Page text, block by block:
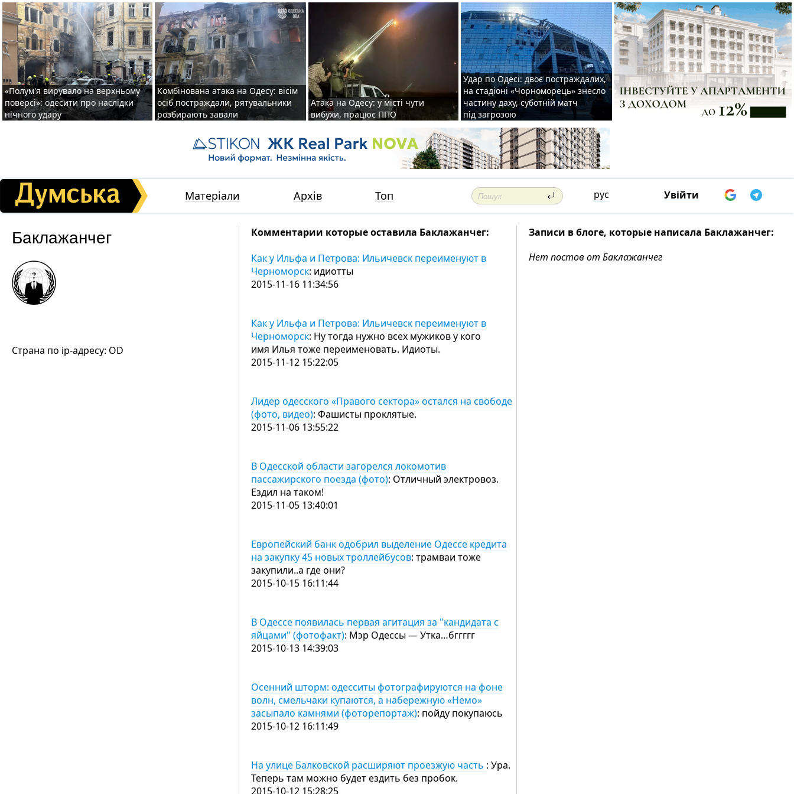
«Полум'я вирувало на верхньому
поверсі»: одесити про наслідки
нічного удару
Комбінована атака на Одесу: вісім
осіб постраждали, рятувальники
розбирають завали
Атака на Одесу: у місті чути
вибухи, працює ППО
Удар по Одесі: двоє постраждалих,
на стадіоні «Чорноморець» знесло
частину даху, суботній матч
під загрозою
Матеріали Архів Топ рус Увійти
Бaклажанчег
Страна по ip-адресу: OD
Комментарии которые оставила Бaклажанчег:
Как у Ильфа и Петрова: Ильичевск переименуют в
Черноморск: идиотты
2015-11-16 11:34:56
Как у Ильфа и Петрова: Ильичевск переименуют в
Черноморск: Ну тогда нужно всех мужиков у кого
имя Илья тоже переименовать. Идиоты.
2015-11-12 15:22:05
Лидер одесского «Правого сектора» остался на свободе
(фото, видео): Фашисты проклятые.
2015-11-06 13:55:22
В Одесской области загорелся локомотив
пассажирского поезда (фото): Отличный электровоз.
Ездил на таком!
2015-11-05 13:40:01
Европейский банк одобрил выделение Одессе кредита
на закупку 45 новых троллейбусов: трамваи тоже
закупили..а где они?
2015-10-15 16:11:44
В Одессе появилась первая агитация за "кандидата с
яйцами" (фотофакт): Мэр Одессы — Утка…бггггг
2015-10-13 14:39:03
Осенний шторм: одесситы фотографируются на фоне
волн, смельчаки купаются, а набережную «Немо»
засыпало камнями (фоторепортаж): пойду покупаюсь
2015-10-12 16:11:49
На улице Балковской расширяют проезжую часть : Ура.
Теперь там можно будет ездить без пробок.
2015-10-12 15:28:25
Записи в блоге, которые написала Бaклажанчег:
Нет постов от Бaклажанчег